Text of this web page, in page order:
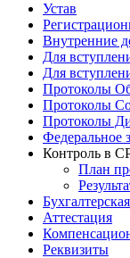
Устав
Внутренние
Для
Для
Протоколы
Протоколы
Протоколы
Федеральное
Контроль в
План
Аттестация
Реквизиты